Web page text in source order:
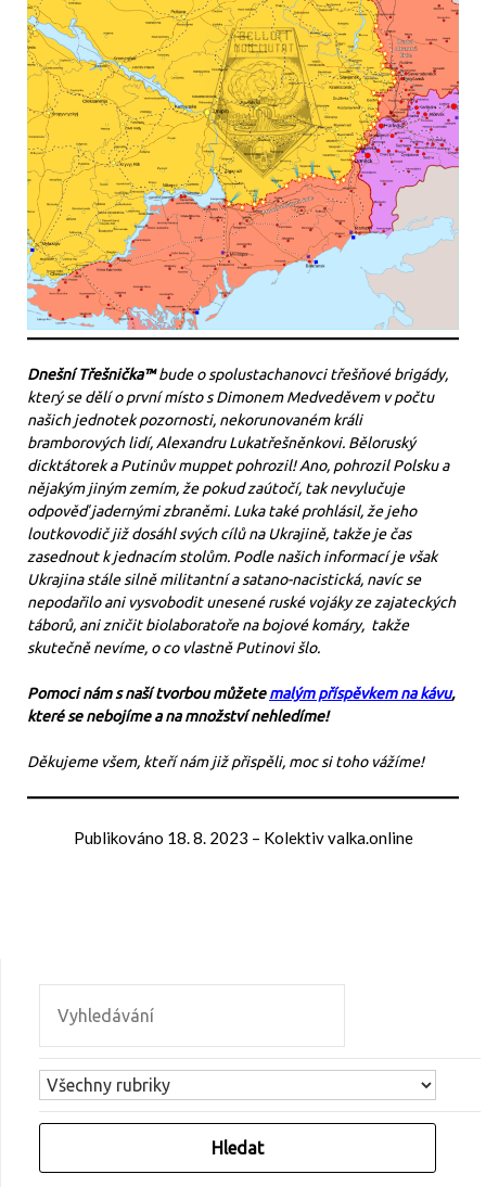
Dnešní Třešnička™bude o spolustachanovci třešňové brigády,
který se dělí o první místo s Dimonem Medveděvem v počtu
našich jednotek pozornosti, nekorunovaném králi
bramborových lidí, Alexandru Lukatřešněnkovi. Běloruský
dicktátorek a Putinův muppet pohrozil! Ano, pohrozil Polsku a
nějakým jiným zemím, že pokud zaútočí, tak nevylučuje
odpověď jadernými zbraněmi. Luka také prohlásil, že jeho
loutkovodič již dosáhl svých cílů na Ukrajině, takže je čas
zasednout k jednacím stolům. Podle našich informací je však
Ukrajina stále silně militantní a satano-nacistická, navíc se
nepodařilo ani vysvobodit unesené ruské vojáky ze zajateckých
táborů, ani zničit biolaboratoře na bojové komáry, takže
skutečně nevíme, o co vlastně Putinovi šlo.
Pomoci nám s naší tvorbou můžetemalým příspěvkem na kávu,
které se nebojíme a na množství nehledíme!
Děkujeme všem, kteří nám již přispěli, moc si toho vážíme!
Publikováno 18. 8. 2023 – Kolektiv valka.online